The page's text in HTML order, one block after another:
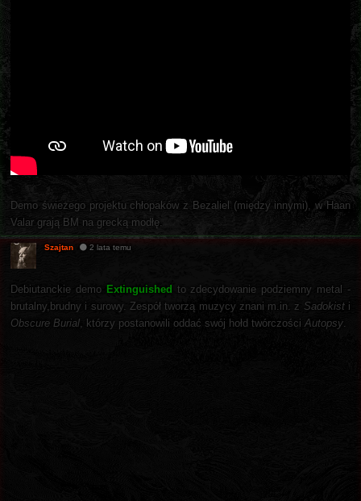
Demo świeżego projektu chłopaków z Bezaliel (między innymi), w Haan
Valar grają BM na grecką modłę.
Szajtan 2 lata temu
Debiutanckie demo Extinguished to zdecydowanie podziemny metal -
brutalny,brudny i surowy. Zespół tworzą muzycy znani m.in. z Sadokisti
Obscure Burial, którzy postanowili oddać swój hołd twórczości Autopsy.